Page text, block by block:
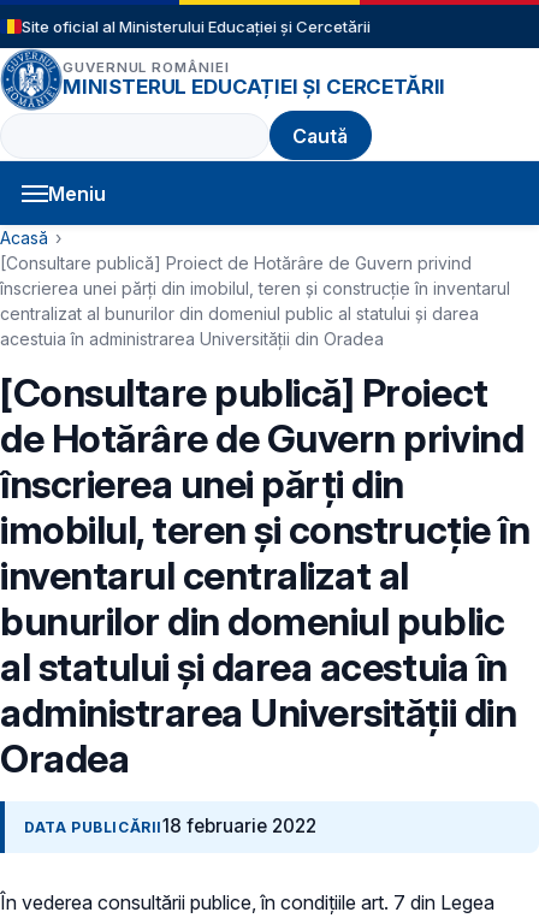
Sari la conținutul principal
Site oficial al Ministerului Educației și Cercetării
GUVERNUL ROMÂNIEI
MINISTERUL EDUCAȚIEI ȘI CERCETĂRII
Caută
Meniu
Navigație principală
Cale de navigare
Acasă
[Consultare publică] Proiect de Hotărâre de Guvern privind
înscrierea unei părți din imobilul, teren şi construcție în inventarul
centralizat al bunurilor din domeniul public al statului și darea
acestuia în administrarea Universității din Oradea
[Consultare publică] Proiect
de Hotărâre de Guvern privind
înscrierea unei părți din
imobilul, teren şi construcție în
inventarul centralizat al
bunurilor din domeniul public
al statului și darea acestuia în
administrarea Universității din
Oradea
DATA PUBLICĂRII18 februarie 2022
În vederea consultării publice, în condiţiile art. 7 din Legea